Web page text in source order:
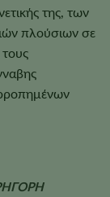
της, των
πλούσιων σε
τους